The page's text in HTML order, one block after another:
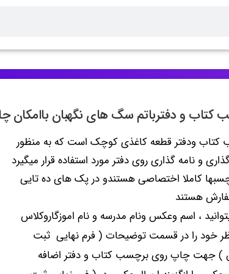
کتاب و دفترباتم سگ های نگهبان
ودفتر قطعه کاغذی کوچک است که به منظور
و نامه گذاری روی دفتر مورد استفاده قرار میگیرد
کاملا اختصاصی هستندو در پک های ده تایی
هستند
، اسم وعکس ونام مدرسه و نام اموزگاروکلاس
خود را در قسمت توضیحات ( فرم نهایی ثبت
) جهت چاپ روی برچسب کتاب و دفتر اضافه